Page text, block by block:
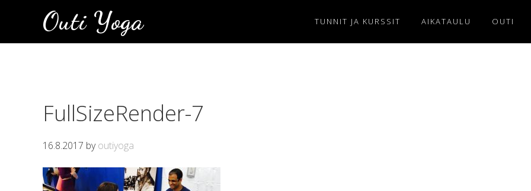
ensisijaiseen
valikkoon
pääsisältöön
alatunnisteeseen
Outi Yoga TUNNIT JA KURSSIT AIKATAULU OUTI
FullSizeRender-7
16.8.2017 byoutiyoga